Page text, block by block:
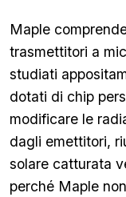
Maple
trasmettitori a
studiati
dotati di chip
modificare le
dagli emettitori,
solare catturata
perché Maple